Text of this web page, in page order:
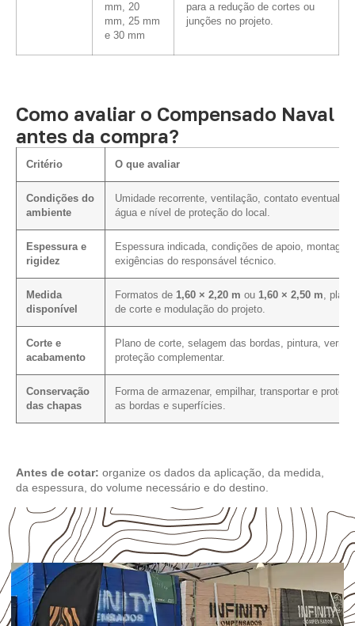
mm, 20
mm, 25 mm
e 30 mm
para a redução de cortes ou
junções no projeto.
Como avaliar o Compensado Naval
antes da compra?
Critério O que avaliar
Condições do
ambiente
Umidade recorrente, ventilação, contato eventual
água e nível de proteção do local.
Espessura e
rigidez
Espessura indicada, condições de apoio,
exigências do responsável técnico.
Medida
disponível
Formatos de 1,60 × 2,20 m ou 1,60 × 2,50 m, plano
de corte e modulação do projeto.
Corte e
acabamento
Plano de corte, selagem das bordas, pintura, verniz
proteção complementar.
Conservação
das chapas
Forma de armazenar, empilhar, transportar e
as bordas e superfícies.
Antes de cotar: organize os dados da aplicação, da medida,
da espessura, do volume necessário e do destino.